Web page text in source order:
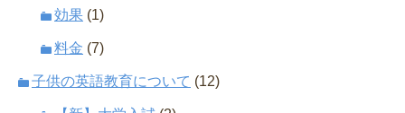
効果 (1)
料金 (7)
子供の英語教育について (12)